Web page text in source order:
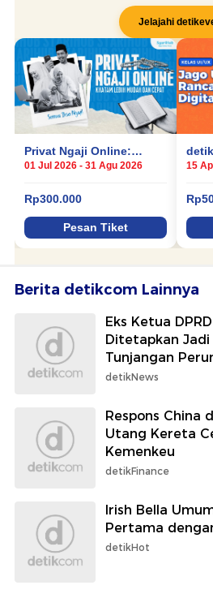
Berita detikcom Lainnya
Eks Ketua
Ditetapkan Jadi
Tunjangan
detikNews
Respons China
Utang Kereta
Kemenkeu
detikFinance
Irish Bella
Pertama
detikHot